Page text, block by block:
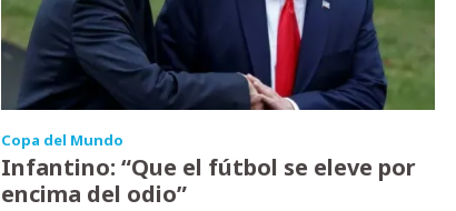
Copa del Mundo
Infantino: “Que el fútbol se eleve por
encima del odio”